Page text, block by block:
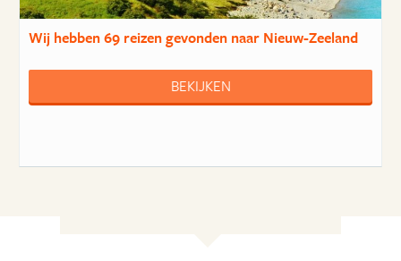
Wij hebben69 reizengevonden naar Nieuw-Zeeland
BEKIJKEN